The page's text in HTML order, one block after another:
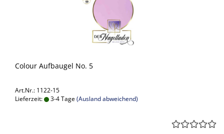
Colour Aufbaugel No. 5
Art.Nr.: 1122-15
Lieferzeit:
3-4 Tage(Ausland abweichend)